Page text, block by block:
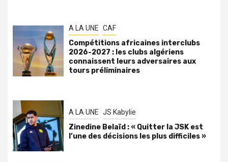
A LA UNE CAF
Compétitions africaines interclubs
2026-2027 : les clubs algériens
connaissent leurs adversaires aux
tours préliminaires
A LA UNE JS Kabylie
Zinedine Belaïd : « Quitter la JSK est
l’une des décisions les plus difficiles »